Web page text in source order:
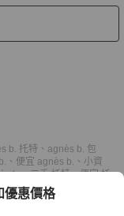
b. 托特 、 agnès b. 包
、 便宜 agnès b. 、 小資
b.、二手 托特、便宜 托
手 包包、便宜 包包
優惠價格